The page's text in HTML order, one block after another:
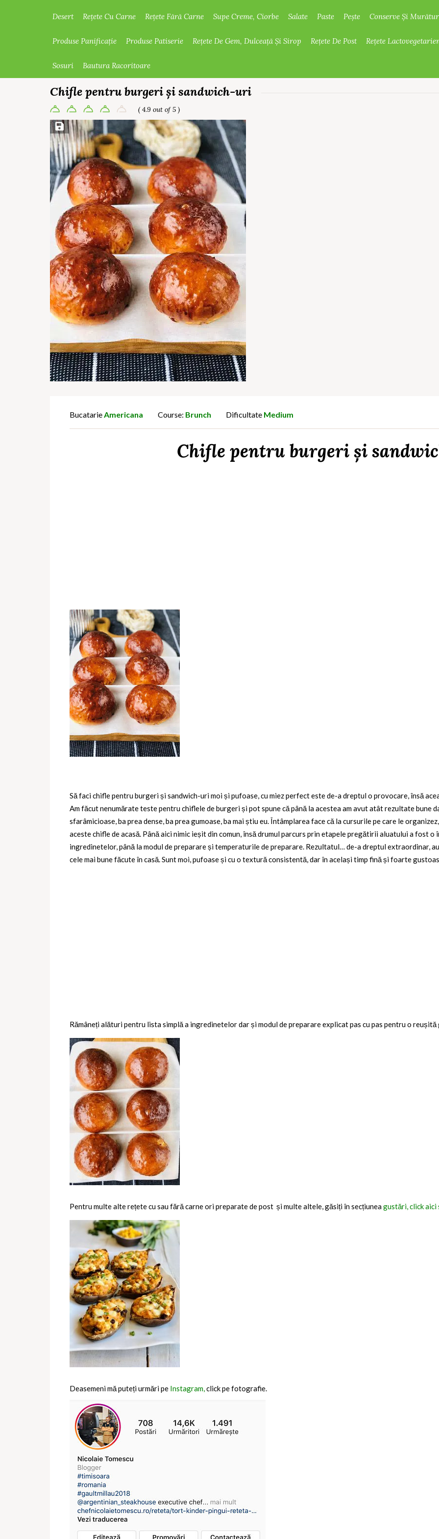
Desert Rețete Cu Carne Rețete Fără Carne Supe Creme, Ciorbe Salate Paste Pește Conserve Și
Produse Panificație Produse Patiserie Rețete De Gem, Dulceață Și Sirop Rețete De Post Rețete
Sosuri Bautura Racoritoare
Chifle pentru burgeri și sandwich-uri
( 4.9 out of 5 )
Save Recipe
BucatarieAmericana Course: Brunch Dificultate Medium
Chifle pentru burgeri și
Să faci chifle pentru burgeri și sandwich-uri moi și pufoase, cu miez perfect este de-a dreptul o provocare, însă
Am făcut nenumărate teste pentru chiflele de burgeri și pot spune că până la acestea am avut atât rezultate bune
sfarâmicioase, ba prea dense, ba prea gumoase, ba mai știu eu. Întâmplarea face că la cursurile pe care le
aceste chifle de acasă. Până aici nimic ieșit din comun, însă drumul parcurs prin etapele pregătirii aluatului a fost
ingredinetelor, până la modul de preparare și temperaturile de preparare. Rezultatul… de-a dreptul extraordinar,
cele mai bune făcute în casă. Sunt moi, pufoase și cu o textură consistentă, dar în același timp fină și foarte
Rămâneți alături pentru lista simplă a ingredinetelor dar și modul de preparare explicat pas cu pas pentru o
Pentru multe alte rețete cu sau fără carne ori preparate de post și multe altele, găsiți în secțiuneagustări, click
Deasemeni mă puteți urmări pe Instagram,click pe fotografie.